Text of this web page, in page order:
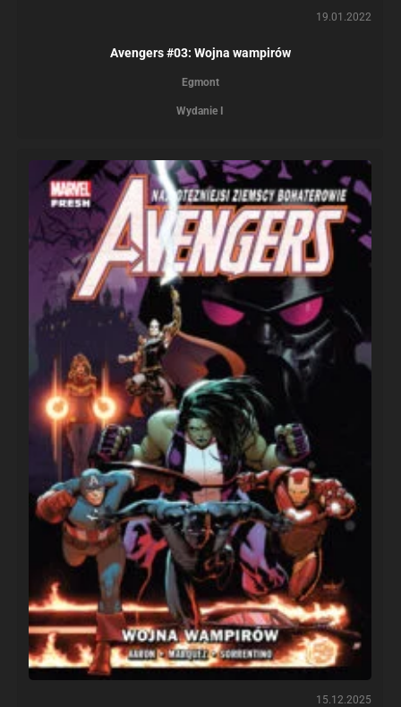
19.01.2022
Avengers #03: Wojna wampirów
Egmont
Wydanie I
15.12.2025